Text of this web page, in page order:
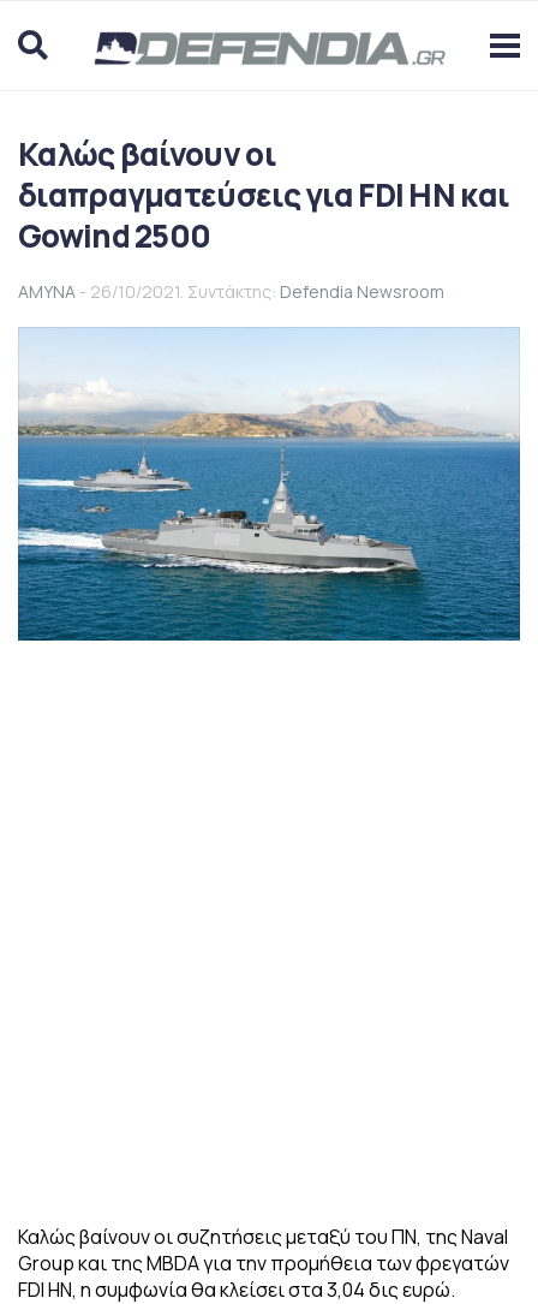
Καλώς βαίνουν οι
διαπραγματεύσεις για FDI HN και
Gowind 2500
ΑΜΥΝΑ - 26/10/2021. Συντάκτης: Defendia Newsroom
Καλώς βαίνουν οι συζητήσεις μεταξύ του ΠΝ, της Naval
Group και της MBDA για την προμήθεια των φρεγατών
FDI HN, η συμφωνία θα κλείσει στα 3,04 δις ευρώ.